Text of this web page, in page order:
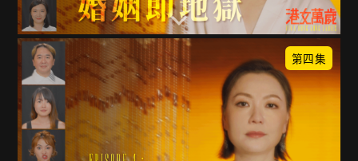
第四集